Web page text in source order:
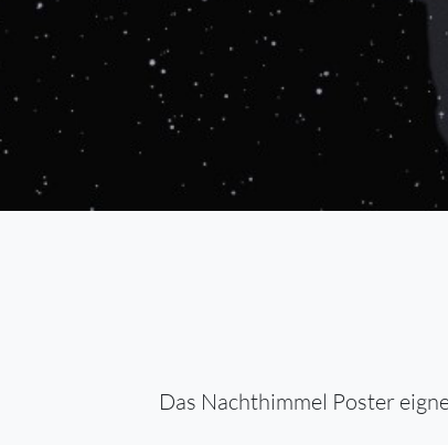
Das Nachthimmel Poster